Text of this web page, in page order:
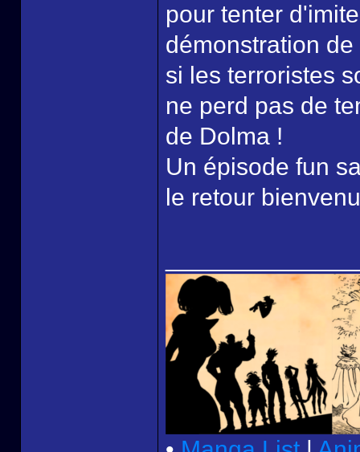
pour tenter
démonstration
si les terroristes
ne perd pas de
de Dolma !
Un épisode fun
le retour